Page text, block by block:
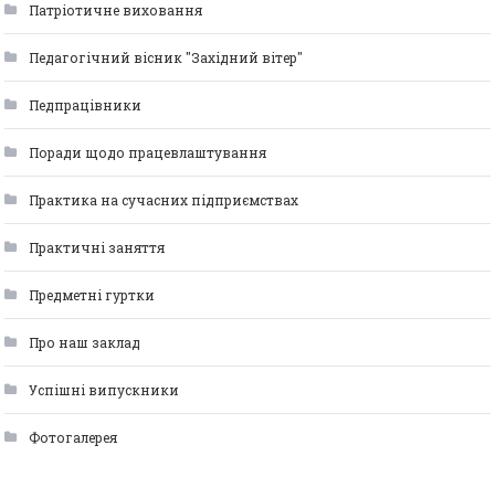
Патріотичне виховання
Педагогічний вісник "Західний вітер"
Педпрацівники
Поради щодо працевлаштування
Практика на сучасних підприємствах
Практичні заняття
Предметні гуртки
Про наш заклад
Успішні випускники
Фотогалерея